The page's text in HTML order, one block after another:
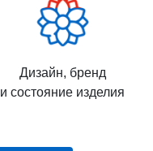
Дизайн, бренд
и состояние изделия